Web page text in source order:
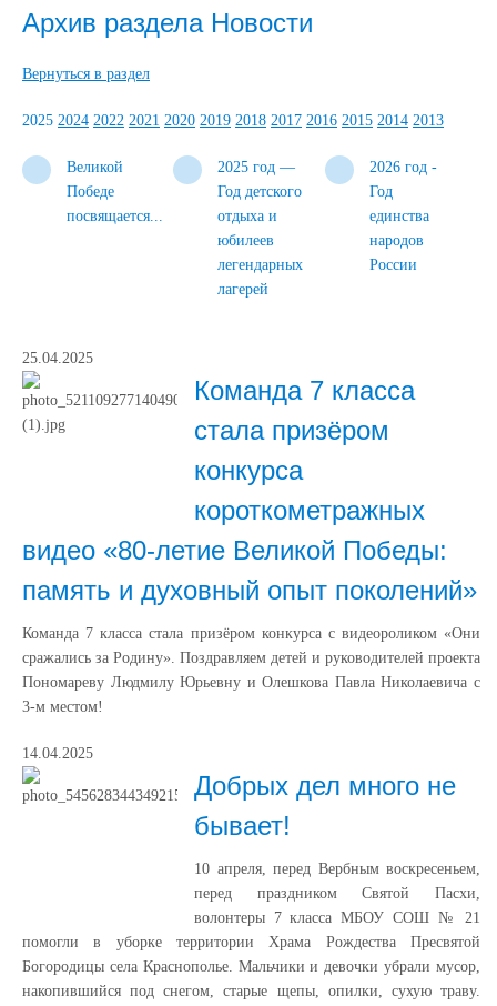
Архив раздела Новости
Вернуться в раздел
2025 2024 2022 2021 2020 2019 2018 2017 2016 2015 2014 2013
Великой
Победе
посвящается...
2025 год —
Год детского
отдыха и
юбилеев
легендарных
лагерей
2026 год -
Год
единства
народов
России
25.04.2025
Команда 7 класса
стала призёром
конкурса
короткометражных
видео «80-летие Великой Победы:
память и духовный опыт поколений»
Команда 7 класса стала призёром конкурса с видеороликом «Они
сражались за Родину». Поздравляем детей и руководителей проекта
Пономареву Людмилу Юрьевну и Олешкова Павла Николаевича с
3-м местом!
14.04.2025
Добрых дел много не
бывает!
10 апреля, перед Вербным воскресеньем,
перед праздником Святой Пасхи,
волонтеры 7 класса МБОУ СОШ № 21
помогли в уборке территории Храма Рождества Пресвятой
Богородицы села Краснополье. Мальчики и девочки убрали мусор,
накопившийся под снегом, старые щепы, опилки, сухую траву.